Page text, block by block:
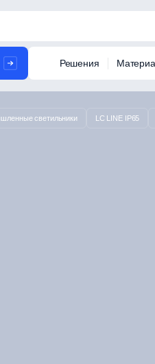
Решения
светильники LC LINE IP65